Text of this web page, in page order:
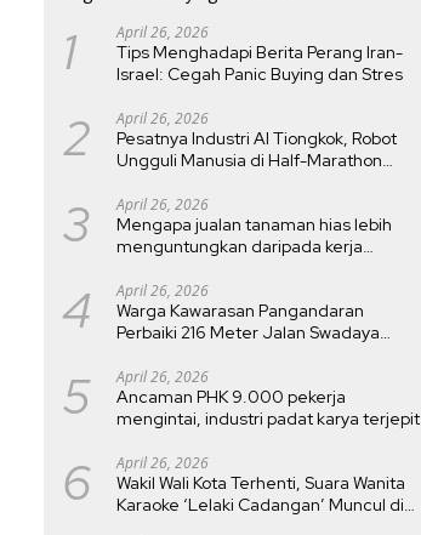
1 April 26, 2026
Tips Menghadapi Berita Perang Iran-
Israel: Cegah Panic Buying dan Stres
2 April 26, 2026
Pesatnya Industri AI Tiongkok, Robot
Ungguli Manusia di Half-Marathon
3 April 26, 2026
Mengapa jualan tanaman hias lebih
menguntungkan daripada kerja
4 April 26, 2026
Warga Kawarasan Pangandaran
Perbaiki 216 Meter Jalan Swadaya
5 April 26, 2026
Ancaman PHK 9.000 pekerja
mengintai, industri padat karya terjepit
6 April 26, 2026
Wakil Wali Kota Terhenti, Suara Wanita
Karaoke ‘Lelaki Cadangan’ Muncul di